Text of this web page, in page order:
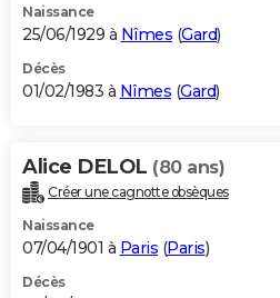
Naissance
25/06/1929 à Nîmes (Gard)
Décès
01/02/1983 à Nîmes (Gard)
Alice DELOL (80 ans)
Créer une cagnotte obsèques
Naissance
07/04/1901 à Paris (Paris)
Décès